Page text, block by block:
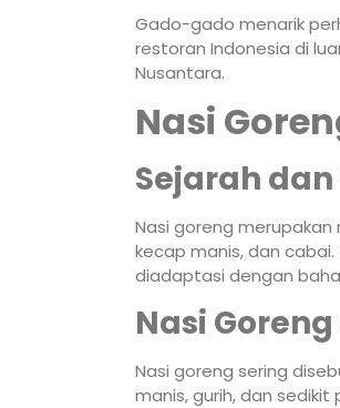
Gado-gado menarik
restoran Indonesia di
Nusantara.
Nasi
Sejarah
Nasi goreng
kecap manis, dan
diadaptasi dengan
Nasi
Nasi goreng sering
manis, gurih, dan